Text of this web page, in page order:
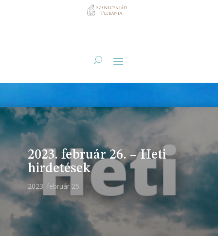
2023. február 26. – Heti
hirdetések
2023. február 25.